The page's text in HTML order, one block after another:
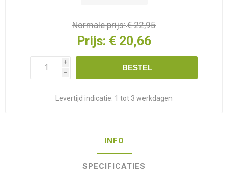
Normale prijs:€ 22,95
Prijs: € 20,66
i
h
BESTEL
Levertijd indicatie: 1 tot 3 werkdagen
INFO
SPECIFICATIES